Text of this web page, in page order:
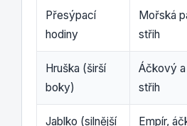
Přesýpací
hodiny
Mořská
střih
Hruška (širší
boky)
Áčkový
střih
Jablko (silnější
Empír,